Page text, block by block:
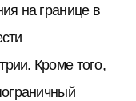
на границе в
Кроме того,